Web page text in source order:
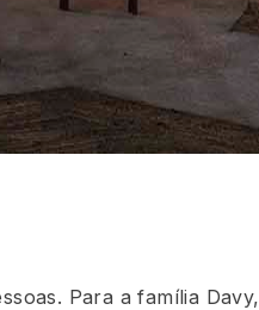
Para a família Davy,